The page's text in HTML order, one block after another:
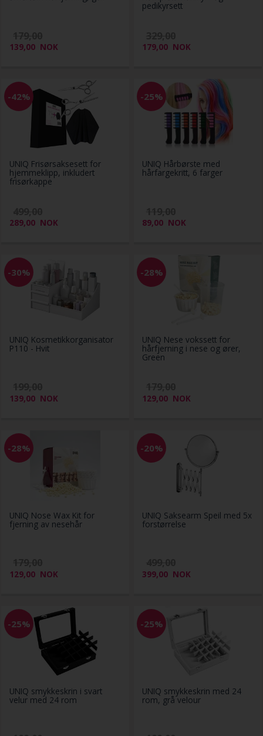
139,00 NOK
pedikyrsett
179,00 NOK
-42%
UNIQ Frisørsaksesett for
hjemmeklipp, inkludert
frisørkappe
289,00 NOK
-25%
UNIQ Hårbørste med
hårfargekritt, 6 farger
89,00 NOK
-30%
UNIQ Kosmetikkorganisator
P110 - Hvit
139,00 NOK
-28%
UNIQ Nese vokssett for
hårfjerning i nese og ører,
Green
129,00 NOK
-28%
UNIQ Nose Wax Kit for
fjerning av nesehår
129,00 NOK
-20%
UNIQ Saksearm Speil med 5x
forstørrelse
399,00 NOK
-25%
UNIQ smykkeskrin i svart
velur med 24 rom
-25%
UNIQ smykkeskrin med 24
rom, grå velour